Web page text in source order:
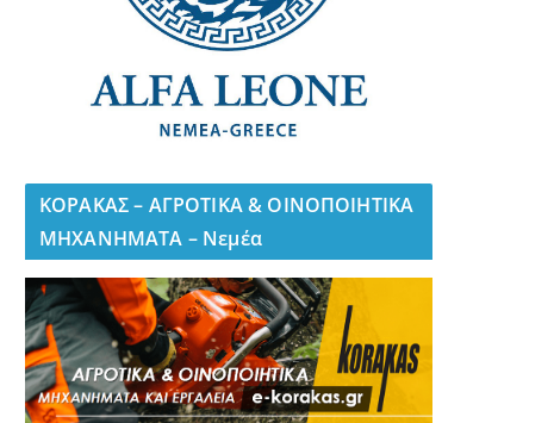
ΚΟΡΑΚΑΣ – ΑΓΡΟΤΙΚΑ & ΟΙΝΟΠΟΙΗΤΙΚΑ
ΜΗΧΑΝΗΜΑΤΑ – Νεμέα